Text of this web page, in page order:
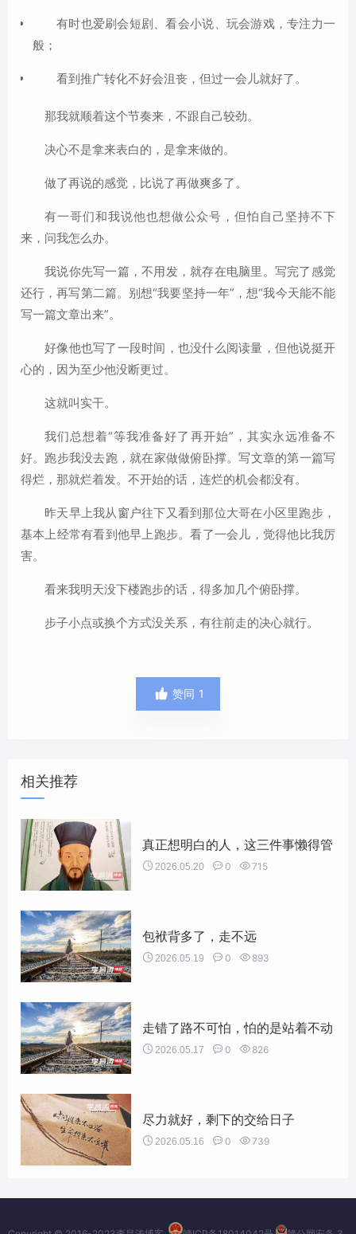
有时也爱刷会短剧、看会小说、玩会游戏，专注力一
般；
看到推广转化不好会沮丧，但过一会儿就好了。
那我就顺着这个节奏来，不跟自己较劲。
决心不是拿来表白的，是拿来做的。
做了再说的感觉，比说了再做爽多了。
有一哥们和我说他也想做公众号，但怕自己坚持不下
来，问我怎么办。
我说你先写一篇，不用发，就存在电脑里。写完了感觉
还行，再写第二篇。别想“我要坚持一年”，想“我今天能不能
写一篇文章出来”。
好像他也写了一段时间，也没什么阅读量，但他说挺开
心的，因为至少他没断更过。
这就叫实干。
我们总想着“等我准备好了再开始”，其实永远准备不
好。跑步我没去跑，就在家做做俯卧撑。写文章的第一篇写
得烂，那就烂着发。不开始的话，连烂的机会都没有。
昨天早上我从窗户往下又看到那位大哥在小区里跑步，
基本上经常有看到他早上跑步。看了一会儿，觉得他比我厉
害。
看来我明天没下楼跑步的话，得多加几个俯卧撑。
步子小点或换个方式没关系，有往前走的决心就行。
 赞同 1
相关推荐
真正想明白的人，这三件事懒得管
 2026.05.20  0 715
包袱背多了，走不远
 2026.05.19  0  893
走错了路不可怕，怕的是站着不动
 2026.05.17  0  826
尽力就好，剩下的交给日子
 2026.05.16  0 739